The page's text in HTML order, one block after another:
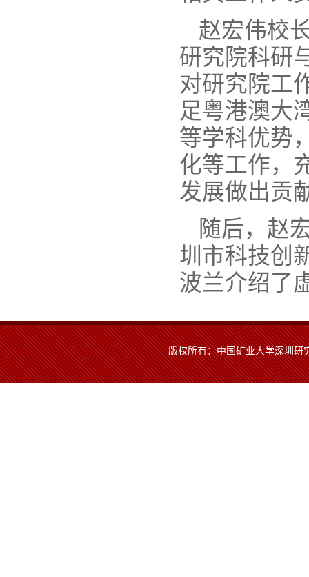
赵宏伟校
研究院科研
对研究院工
足粤港澳大
等学科优势
化等工作，
发展做出贡
随后，赵
圳市科技创
波兰介绍了
版权所有：中国矿业大学深圳